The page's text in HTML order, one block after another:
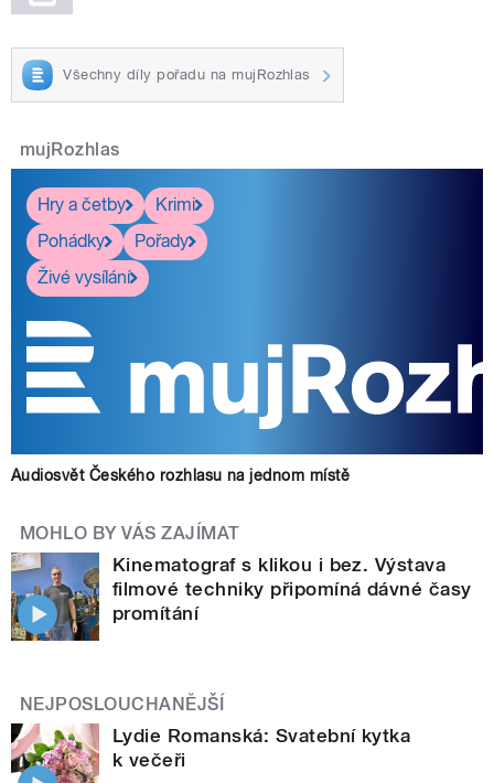
Všechny díly pořadu na mujRozhlas
mujRozhlas
Hry a četby
Krimi
Pohádky
Pořady
Živé vysílání
Audiosvět Českého rozhlasu na jednom místě
MOHLO BY VÁS ZAJÍMAT
Kinematograf s klikou i bez. Výstava
filmové techniky připomíná dávné časy
promítání
NEJPOSLOUCHANĚJŠÍ
Lydie Romanská: Svatební kytka
k večeři